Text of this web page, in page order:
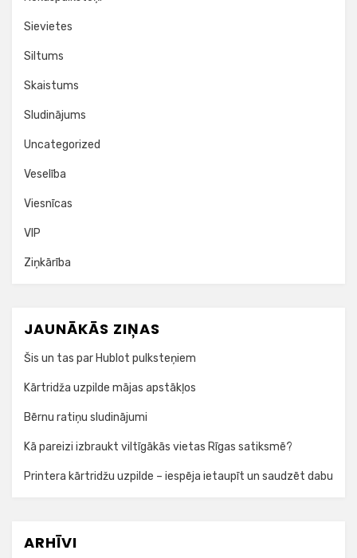
Sievietes
Siltums
Skaistums
Sludinājums
Uncategorized
Veselība
Viesnīcas
VIP
Ziņkārība
JAUNĀKĀS ZIŅAS
Šis un tas par Hublot pulksteņiem
Kārtridža uzpilde mājas apstākļos
Bērnu ratiņu sludinājumi
Kā pareizi izbraukt viltīgākās vietas Rīgas satiksmē?
Printera kārtridžu uzpilde – iespēja ietaupīt un saudzēt dabu
ARHĪVI